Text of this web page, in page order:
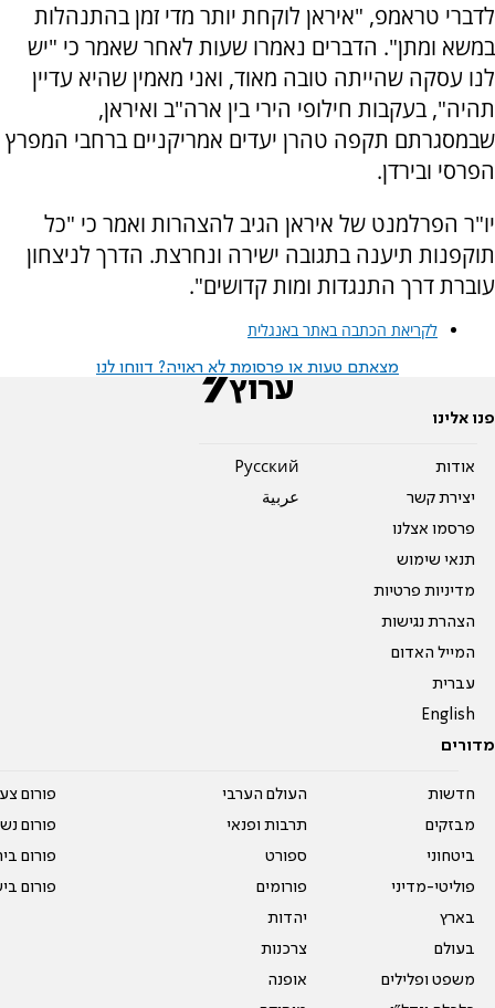
לדברי טראמפ, "איראן לוקחת יותר מדי זמן בהתנהלות
במשא ומתן". הדברים נאמרו שעות לאחר שאמר כי "יש
לנו עסקה שהייתה טובה מאוד, ואני מאמין שהיא עדיין
תהיה", בעקבות חילופי הירי בין ארה"ב ואיראן,
שבמסגרתם תקפה טהרן יעדים אמריקניים ברחבי המפרץ
הפרסי ובירדן.
יו"ר הפרלמנט של איראן הגיב להצהרות ואמר כי "כל
תוקפנות תיענה בתגובה ישירה ונחרצת. הדרך לניצחון
עוברת דרך התנגדות ומות קדושים".
לקריאת הכתבה באתר באנגלית
מצאתם טעות או פרסומת לא ראויה? דווחו לנו
פנו אלינו
אודות
יצירת קשר
פרסמו אצלנו
תנאי שימוש
מדיניות פרטיות
הצהרת נגישות
המייל האדום
עברית
English
Pусский
عربية
מדורים
חדשות
מבזקים
ביטחוני
פוליטי-מדיני
בארץ
בעולם
משפט ופלילים
העולם הערבי
תרבות ופנאי
ספורט
פורומים
יהדות
צרכנות
אופנה
פורום
פורום
פורום
פורום